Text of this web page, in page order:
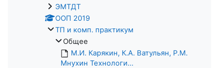
ЭМТДТ
ООП 2019
ТП и комп. практикум
Общее
М.И. Карякин, К.А. Ватульян, Р.М.
Мнухин Технологи...